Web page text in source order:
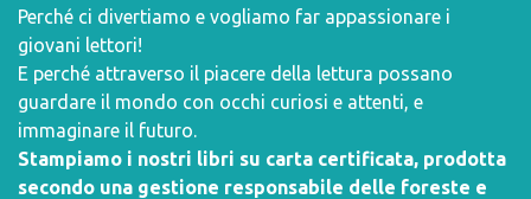
Perché ci divertiamo e vogliamo far appassionare i
giovani lettori!
E perché attraverso il piacere della lettura possano
guardare il mondo con occhi curiosi e attenti, e
immaginare il futuro.
Stampiamo i nostri libri su carta certificata, prodotta
secondo una gestione responsabile delle foreste e